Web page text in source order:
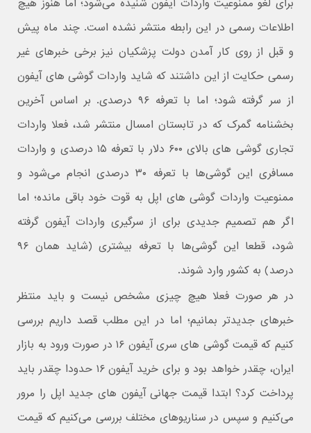
اطلاعات رسمی در این رابطه منتشر نشده است. چند ماه پیش
و قبل از روی کار آمدن دولت پزشکیان نیز برخی خبرهای غیر
رسمی حکایت از این داشتند که شاید واردات گوشی های آیفون
از سر گرفته شود؛ اما با تعرفه ۹۶ درصدی. بر اساس آخرین
بخشنامه گمرک که در تابستان امسال منتشر شد، فعلا واردات
تجاری گوشی های بالای ۶۰۰ دلار با تعرفه ۱۵ درصدی و واردات
مسافری این گوشی‌ها با تعرفه ۳۰ درصدی انجام می‌شود و
ممنوعیت واردات گوشی های اپل به قوت خود باقی مانده؛ اما
اگر هم تصمیم جدیدی برای از سرگیری واردات آیفون گرفته
شود، قطعا این گوشی‌ها با تعرفه بیشتری (شاید همان ۹۶
درصد) به کشور وارد شوند.
در هر صورت فعلا هیچ چیزی مشخص نیست و باید منتظر
خبرهای جدیدتر بمانیم؛ اما در این مطلب قصد داریم بررسی
کنیم که قیمت گوشی های سری آیفون ۱۶ در صورت ورود به بازار
ایران، چقدر خواهد بود و برای خرید آیفون ۱۶ حدودا چقدر باید
پرداخت کرد؟ ابتدا قیمت جهانی آیفون های جدید اپل را مرور
می‌کنیم و سپس در سناریوهای مختلف بررسی می‌کنیم که قیمت